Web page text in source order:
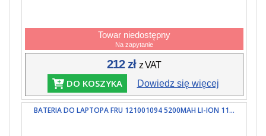
Towar niedostępny
Na zapytanie
212 złz VAT
DO KOSZYKA Dowiedz się więcej
BATERIA DO LAPTOPA FRU 121001094 5200MAH LI-ION 11...